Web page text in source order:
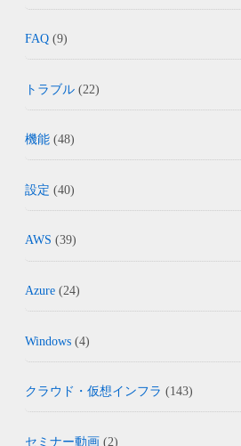
FAQ (9)
トラブル (22)
機能 (48)
設定 (40)
AWS (39)
Azure (24)
Windows (4)
クラウド・仮想インフラ (143)
セミナー動画 (2)